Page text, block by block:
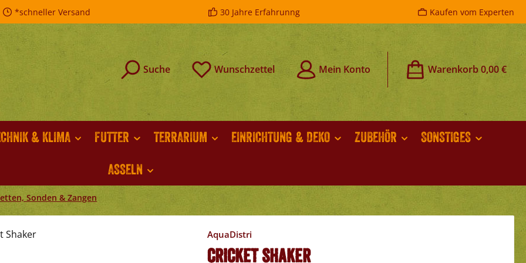
*schneller Versand 30 Jahre Erfahrunng Kaufen vom Experten
Suche Wunschzettel Mein Konto Warenkorb0,00 €
& KLIMA FUTTER TERRARIUM EINRICHTUNG & DEKO ZUBEHÖR
SONSTIGES
ASSELN
Sonden & Zangen
AquaDistri
Cricket Shaker